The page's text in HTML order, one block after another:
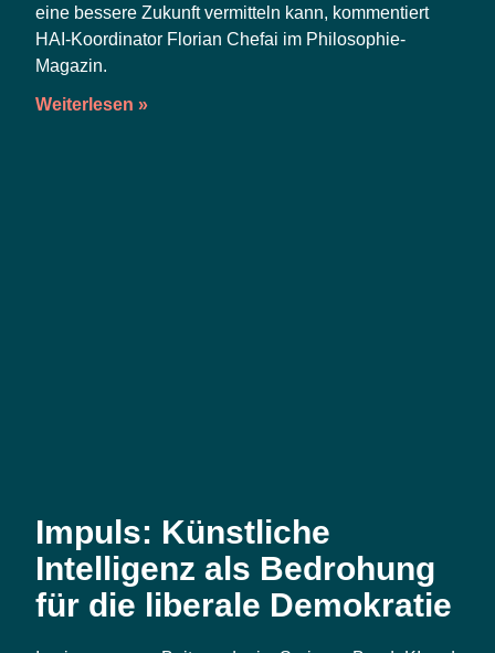
eine bes­se­re Zukunft ver­mit­teln kann, kom­men­tiert
HAI-Koor­di­na­tor Flo­ri­an Che­fai im Philosophie-
Magazin.
Weiterlesen »
Impuls: Künstliche
Intelligenz als Bedrohung
für die liberale Demokratie